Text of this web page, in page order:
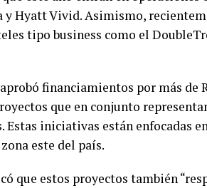
y Hyatt Vivid. Asimismo,
tipo business como el
financiamientos por más de
que en conjunto
Estas iniciativas están enfocadas
este del país.
que estos proyectos también